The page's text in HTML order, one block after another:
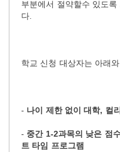
부분에서 절약할수 있도
다.
학교 신청 대상자는 아래
- 나이 제한 없이 대학, 컬
- 중간 1-2과목의 낮은 점
트 타임 프로그램